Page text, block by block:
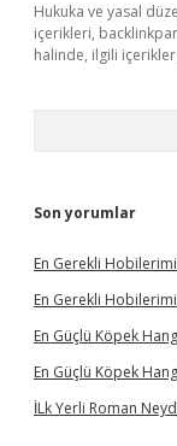
Hukuka ve yasal
içerikleri,
halinde, ilgili
Son yorumlar
En Gerekli
En Gerekli
En Güçlü Köpek
En Güçlü Köpek
İLk Yerli Roman